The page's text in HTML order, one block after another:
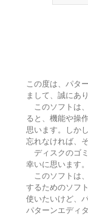
この度は、パタ
まして、誠にあ
このソフトは
ると、機能や操
思います。しか
忘れなければ、
ディスクのゴ
幸いに思います。
このソフトは
するためのソフ
使いたいけど、
パターンエディ